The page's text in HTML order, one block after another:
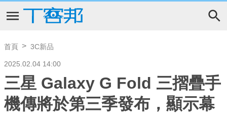
首頁 3C新品
2025.02.04 14:00
三星 Galaxy G Fold 三摺疊手
機傳將於第三季發布，顯示幕